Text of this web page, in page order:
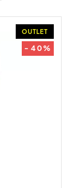
OUTLET
- 40%